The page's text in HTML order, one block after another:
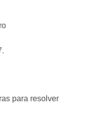
para resolver